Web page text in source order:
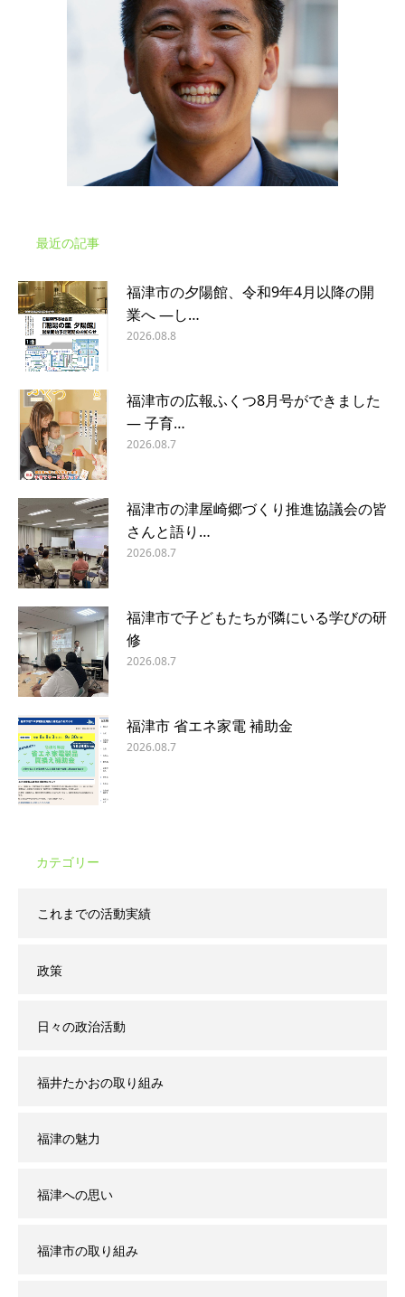
最近の記事
福津市の夕陽館、令和9年4月以降の開
業へ ―し…
2026.08.8
福津市の広報ふくつ8月号ができました
― 子育…
2026.08.7
福津市の津屋崎郷づくり推進協議会の皆
さんと語り…
2026.08.7
福津市で子どもたちが隣にいる学びの研
修
2026.08.7
福津市 省エネ家電 補助金
2026.08.7
カテゴリー
これまでの活動実績
政策
日々の政治活動
福井たかおの取り組み
福津の魅力
福津への思い
福津市の取り組み